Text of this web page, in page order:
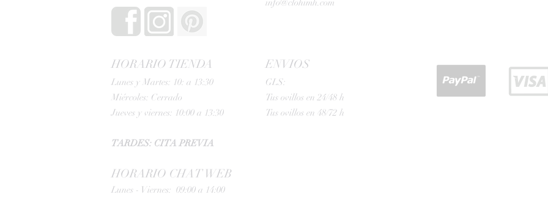
info@clohimh.com
HORARIO TIENDA
Lunes y Martes: 10: a 13:30
Miércoles: Cerrado
Jueves y viernes: 10:00 a 13:30
TARDES: CITA PREVIA
HORARIO CHAT WEB
Lunes - Viernes: 09:00 a 14:00
ENVIOS
GLS:
Tus ovillos en 24/48 h
Tus ovillos en 48/72 h